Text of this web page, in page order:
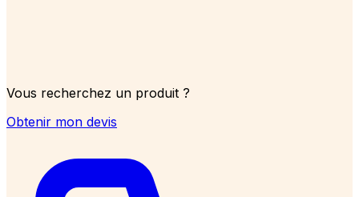
Vous recherchez un produit ?
Obtenir mon devis